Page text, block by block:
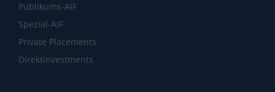
Publikums-AIF
Spezial-AIF
Private Placements
Direktinvestments